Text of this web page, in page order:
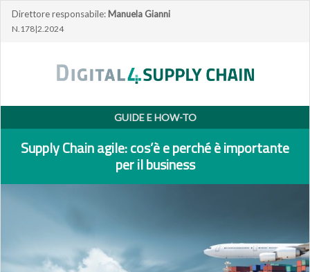
Direttore responsabile: Manuela Gianni
N.178|2.2024
GUIDE E HOW-TO
Supply Chain agile: cos’è e perché è importante
per il business